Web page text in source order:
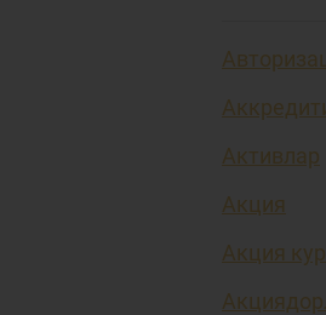
Активлар
Акция
Акция